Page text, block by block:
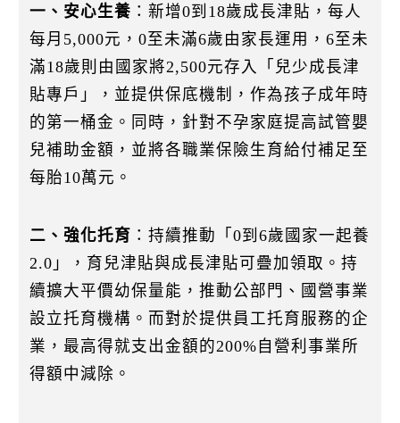
一、安心生養 ：新增0到18歲成長津貼，每人
每月5,000元，0至未滿6歲由家長運用，6至未
滿18歲則由國家將2,500元存入「兒少成長津
貼專戶」，並提供保底機制，作為孩子成年時
的第一桶金。同時，針對不孕家庭提高試管嬰
兒補助金額，並將各職業保險生育給付補足至
每胎10萬元。
二、強化托育 ：持續推動「0到6歲國家一起養
2.0」，育兒津貼與成長津貼可疊加領取。持
續擴大平價幼保量能，推動公部門、國營事業
設立托育機構。而對於提供員工托育服務的企
業，最高得就支出金額的200%自營利事業所
得額中減除。